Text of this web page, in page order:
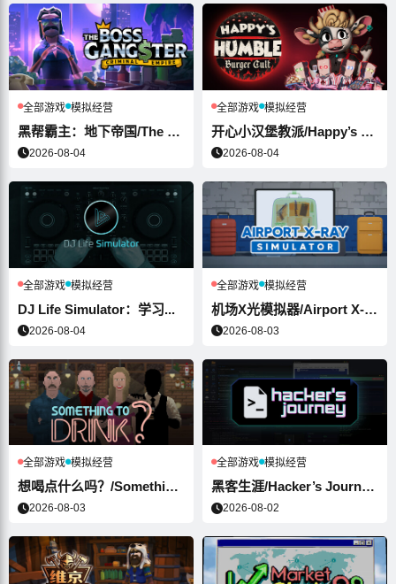
全部游戏 模拟经营
黑帮霸主：地下帝国/The Boss G...
2026-08-04
全部游戏 模拟经营
开心小汉堡教派/Happy’s Humb...
2026-08-04
全部游戏 模拟经营
DJ Life Simulator：学习...
2026-08-04
全部游戏 模拟经营
机场X光模拟器/Airport X-Ra...
2026-08-03
全部游戏 模拟经营
想喝点什么吗？/Something to...
2026-08-03
全部游戏 模拟经营
黑客生涯/Hacker’s Journe...
2026-08-02